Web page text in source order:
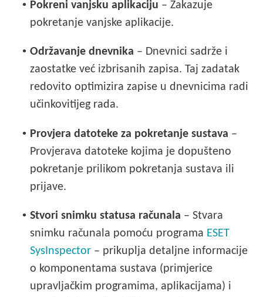
• Pokreni vanjsku aplikaciju – Zakazuje
pokretanje vanjske aplikacije.
• Održavanje dnevnika – Dnevnici sadrže i
zaostatke već izbrisanih zapisa. Taj zadatak
redovito optimizira zapise u dnevnicima radi
učinkovitijeg rada.
• Provjera datoteke za pokretanje sustava –
Provjerava datoteke kojima je dopušteno
pokretanje prilikom pokretanja sustava ili
prijave.
• Stvori snimku statusa računala – Stvara
snimku računala pomoću programa ESET
SysInspector – prikuplja detaljne informacije
o komponentama sustava (primjerice
upravljačkim programima, aplikacijama) i